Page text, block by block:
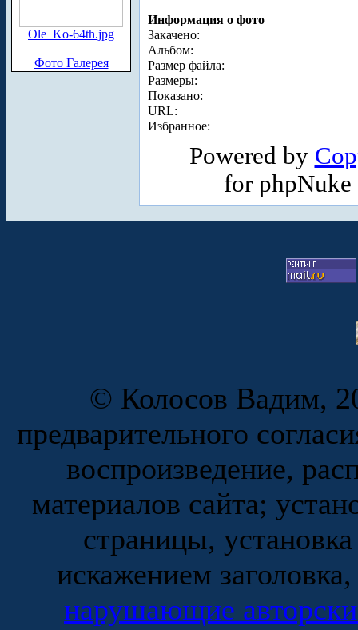
Ole_Ko-64th.jpg
Фото Галерея
Информация о фото
Закачено:
Альбом:
Размер файла:
Размеры:
Показано:
URL:
Избранное:
Powered by
for
© Колосов Вадим,
предварительного
воспроизведение,
материалов сайта;
страницы,
искажением
нарушающие